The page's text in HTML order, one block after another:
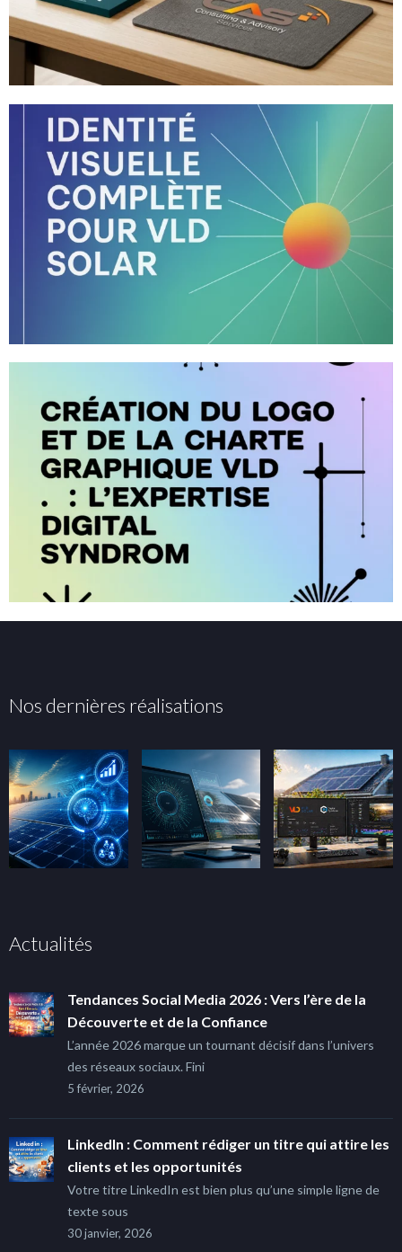
Nos dernières réalisations
Actualités
Tendances Social Media 2026 : Vers l’ère de la
Découverte et de la Confiance
L’année 2026 marque un tournant décisif dans l’univers
des réseaux sociaux. Fini
5 février, 2026
LinkedIn : Comment rédiger un titre qui attire les
clients et les opportunités
Votre titre LinkedIn est bien plus qu’une simple ligne de
texte sous
30 janvier, 2026